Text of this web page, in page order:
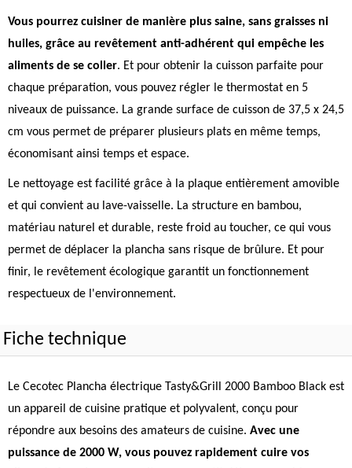
Vous pourrez cuisiner de manière plus saine, sans graisses ni
huiles, grâce au revêtement anti-adhérent qui empêche les
aliments de se coller. Et pour obtenir la cuisson parfaite pour
chaque préparation, vous pouvez régler le thermostat en 5
niveaux de puissance. La grande surface de cuisson de 37,5 x 24,5
cm vous permet de préparer plusieurs plats en même temps,
économisant ainsi temps et espace.
Le nettoyage est facilité grâce à la plaque entièrement amovible
et qui convient au lave-vaisselle. La structure en bambou,
matériau naturel et durable, reste froid au toucher, ce qui vous
permet de déplacer la plancha sans risque de brûlure. Et pour
finir, le revêtement écologique garantit un fonctionnement
respectueux de l'environnement.
Fiche technique
Le Cecotec Plancha électrique Tasty&Grill 2000 Bamboo Black est
un appareil de cuisine pratique et polyvalent, conçu pour
répondre aux besoins des amateurs de cuisine. Avec une
puissance de 2000 W, vous pouvez rapidement cuire vos